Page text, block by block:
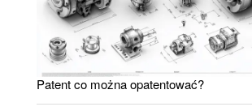
Patent co można opatentować?